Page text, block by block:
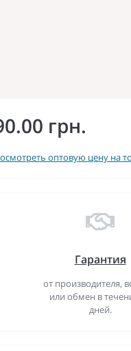
грн.
оптовую цену на
Гарантия
от производителя,
или обмен в
дней.